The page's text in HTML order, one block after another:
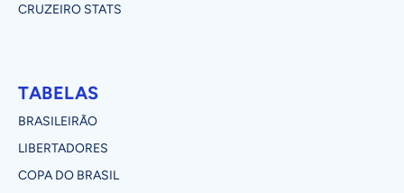
CRUZEIRO STATS
TABELAS
BRASILEIRÃO
LIBERTADORES
COPA DO BRASIL